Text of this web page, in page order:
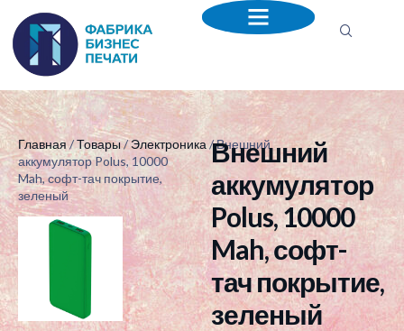
Главная/Товары/Электроника / Внешний
аккумулятор Polus, 10000
Mah, софт-тач покрытие,
зеленый
Внешний
аккумулятор
Polus, 10000
Mah, софт-
тач покрытие,
зеленый